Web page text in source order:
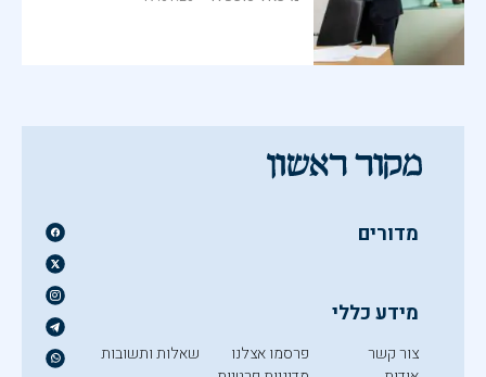
מדורים
מידע כללי
צור קשר
פרסמו אצלנו
שאלות ותשובות